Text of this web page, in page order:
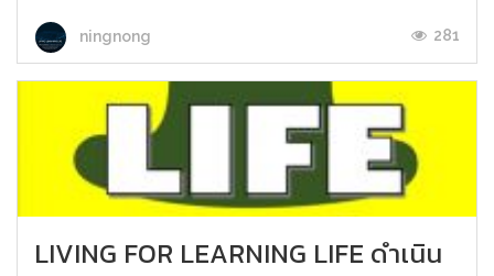
ningnong 281
LIVING FOR LEARNING LIFE ดำเนิน